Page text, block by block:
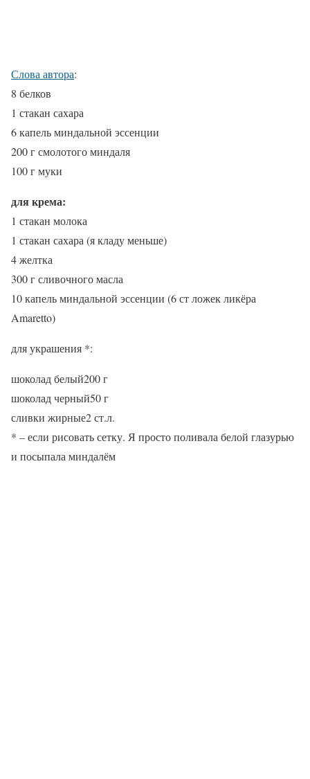
Слова автора:
8 белков
1 стакан сахара
6 капель миндальной эссенции
200 г смолотого миндаля
100 г муки
для крема:
1 стакан молока
1 стакан сахара (я кладу меньше)
4 желтка
300 г сливочного масла
10 капель миндальной эссенции (6 ст ложек ликёра
Amaretto)
для украшения *:
шоколад белый200 г
шоколад черный50 г
сливки жирные2 ст.л.
* – если рисовать сетку. Я просто поливала белой глазурью
и посыпала миндалём